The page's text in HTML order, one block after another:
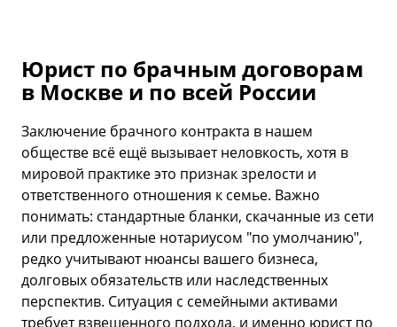
Юрист по брачным договорам
в Москве и по всей России
Заключение брачного контракта в нашем
обществе всё ещё вызывает неловкость, хотя в
мировой практике это признак зрелости и
ответственного отношения к семье. Важно
понимать: стандартные бланки, скачанные из сети
или предложенные нотариусом "по умолчанию",
редко учитывают нюансы вашего бизнеса,
долговых обязательств или наследственных
перспектив. Ситуация с семейными активами
требует взвешенного подхода, и именно юрист по